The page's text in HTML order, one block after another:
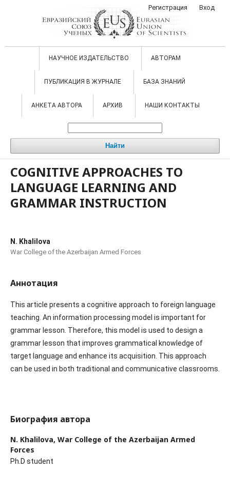
НАУЧНОЕ ИЗДАТЕЛЬСТВО АВТОРАМ
ПУБЛИКАЦИЯ В ЖУРНАЛЕ БАЗА ЗНАНИЙ
АНКЕТА АВТОРА АРХИВ НАШИ КОНТАКТЫ
Найти
Регистрация Вход
COGNITIVE APPROACHES TO
LANGUAGE LEARNING AND
GRAMMAR INSTRUCTION
N. Khalilova
War College of the Azerbaijan Armed Forces
Аннотация
This article presents a cognitive approach to foreign language
teaching. An information processing model is important for
grammar lesson. Therefore, this model is used to design a
grammar lesson that improves grammatical knowledge of
target language and enhance its acquisition. This approach
can be used in both traditional and communicative classrooms.
Биография автора
N. Khalilova, War College of the Azerbaijan Armed
Forces
Ph.D student